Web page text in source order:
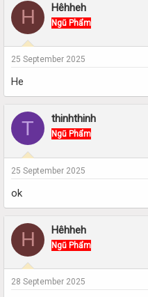
H Hêhheh
Ngũ Phẩm
25 September 2025
He
T thinhthinh
Ngũ Phẩm
25 September 2025
ok
H Hêhheh
Ngũ Phẩm
28 September 2025